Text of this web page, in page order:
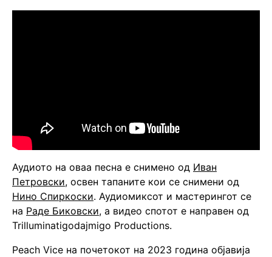
Аудиото на оваа песна е снимено од Иван
Петровски, освен тапаните кои се снимени од
Нино Спиркоски. Аудиомиксот и мастерингот се
на Раде Биковски, а видео спотот е направен од
Trilluminatigodajmigo Productions.
Peach Vice на почетокот на 2023 година објавија